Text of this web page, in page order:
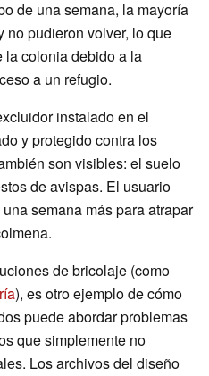
de una semana, la mayoría
pudieron volver, lo que
la colonia debido a la
a un refugio.
instalado en el
y protegido contra los
son visibles: el suelo
de avispas. El usuario
semana más para atrapar
de bricolaje (como
), es otro ejemplo de cómo
puede abordar problemas
que simplemente no
Los archivos del diseño